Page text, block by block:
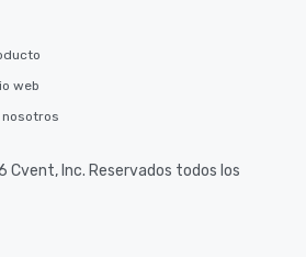
web
nosotros
Inc. Reservados todos los